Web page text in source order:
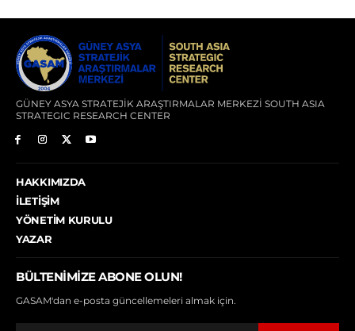
GÜNEY ASYA STRATEJİK ARAŞTIRMALAR MERKEZİ SOUTH ASIA
STRATEGIC RESEARCH CENTER
HAKKIMIZDA
İLETIŞIM
YÖNETIM KURULU
YAZAR
BÜLTENIMIZE ABONE OLUN!
GASAM'dan e-posta güncellemeleri almak için.